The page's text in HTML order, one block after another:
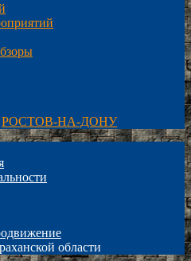
РОСТОВ-НА-ДОНУ
области